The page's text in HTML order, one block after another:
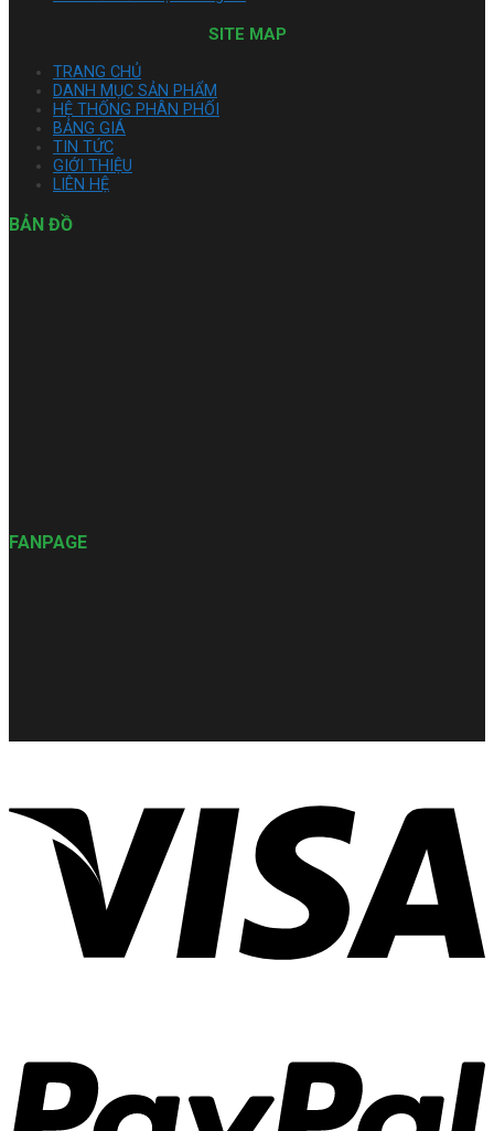
SITE MAP
TRANG CHỦ
DANH MỤC SẢN PHẨM
HỆ THỐNG PHÂN PHỐI
BẢNG GIÁ
TIN TỨC
GIỚI THIỆU
LIÊN HỆ
BẢN ĐỒ
FANPAGE